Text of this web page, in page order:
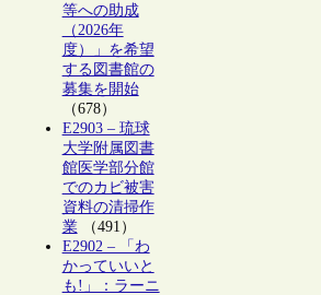
等への助成
（2026年
度）」を希望
する図書館の
募集を開始
（678）
E2903 – 琉球
大学附属図書
館医学部分館
でのカビ被害
資料の清掃作
業（491）
E2902 – 「わ
かっていいと
も!」：ラーニ